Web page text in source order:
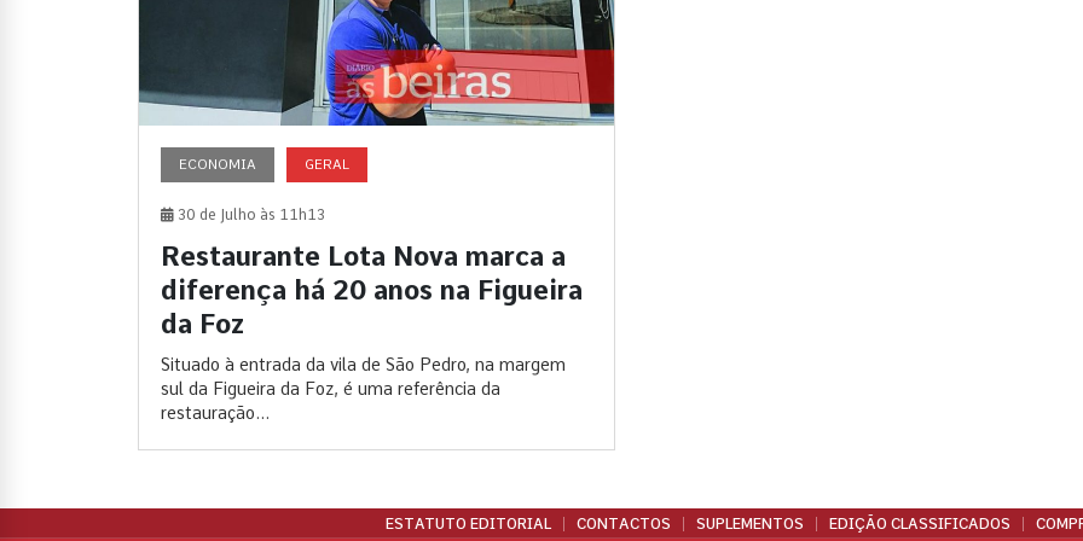
ECONOMIA GERAL
30 de Julho às 11h13
Restaurante Lota Nova marca a
diferença há 20 anos na Figueira
da Foz
Situado à entrada da vila de São Pedro, na margem
sul da Figueira da Foz, é uma referência da
restauração...
ESTATUTO EDITORIAL CONTACTOS SUPLEMENTOS EDIÇÃO CLASSIFICADOS